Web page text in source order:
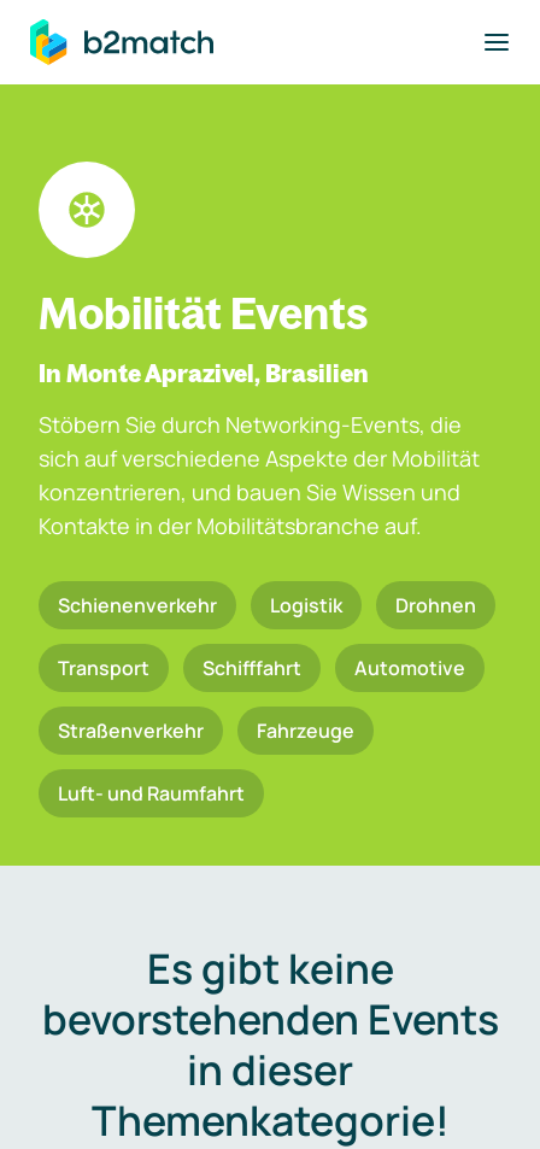
springen
Mobilität Events
In Monte Aprazivel, Brasilien
Stöbern Sie durch Networking-Events, die
sich auf verschiedene Aspekte der Mobilität
konzentrieren, und bauen Sie Wissen und
Kontakte in der Mobilitätsbranche auf.
Schienenverkehr Logistik Drohnen
Transport Schifffahrt Automotive
Straßenverkehr Fahrzeuge
Luft- und Raumfahrt
Es gibt keine
bevorstehenden Events
in dieser
Themenkategorie!